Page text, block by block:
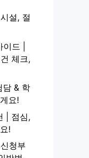
설, 절
드 |
체크,
담 & 학
요!
| 점심,
!
청부